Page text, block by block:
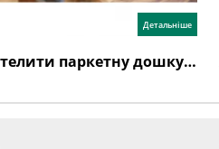
Детальніше
Як стелити паркетну дошку: інструкція з укладання